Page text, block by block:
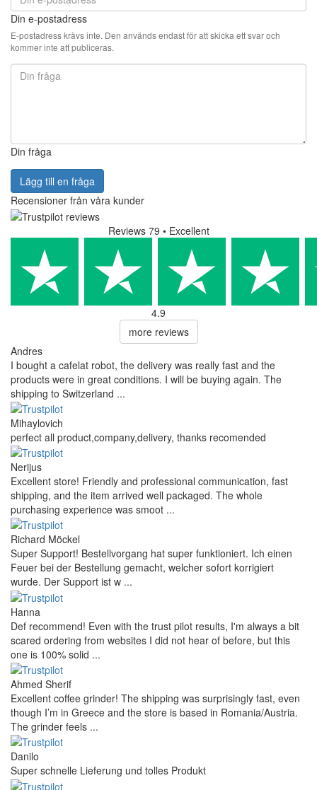
Din e-postadress
E-postadress krävs inte. Den används endast för att skicka ett svar och
kommer inte att publiceras.
Din fråga
Lägg till en fråga
Recensioner från våra kunder
Reviews 79 • Excellent
4.9
more reviews
Andres
I bought a cafelat robot, the delivery was really fast and the
products were in great conditions. I will be buying again. The
shipping to Switzerland ...
Mihaylovich
perfect all product,company,delivery, thanks recomended
Nerijus
Excellent store! Friendly and professional communication, fast
shipping, and the item arrived well packaged. The whole
purchasing experience was smoot ...
Richard Möckel
Super Support! Bestellvorgang hat super funktioniert. Ich einen
Feuer bei der Bestellung gemacht, welcher sofort korrigiert
wurde. Der Support ist w ...
Hanna
Def recommend! Even with the trust pilot results, I'm always a bit
scared ordering from websites I did not hear of before, but this
one is 100% solid ...
Ahmed Sherif
Excellent coffee grinder! The shipping was surprisingly fast, even
though I’m in Greece and the store is based in Romania/Austria.
The grinder feels ...
Danilo
Super schnelle Lieferung und tolles Produkt